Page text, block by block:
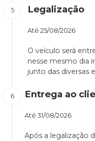
Legalização
Até 25/08/2026
O veículo será
nesse mesmo dia
junto das diversas
Entrega ao
Até 31/08/2026
Após a legalização